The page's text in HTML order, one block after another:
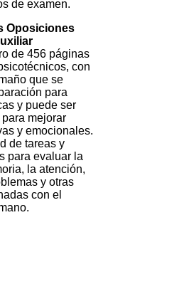
de examen.
Oposiciones
de 456 páginas
con
que se
para
y puede ser
mejorar
y emocionales.
de tareas y
para evaluar la
la atención,
y otras
con el